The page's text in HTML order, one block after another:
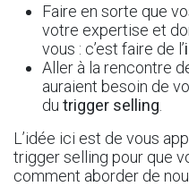
Faire en sorte que
votre expertise et
vous : c’est faire de l’
Aller à la rencontre
auraient besoin de
du trigger selling
L’idée ici est de vous
trigger selling pour que
comment aborder de